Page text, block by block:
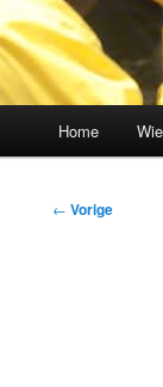
Spring
Spring
Home Wie
Bericht
← Vorige